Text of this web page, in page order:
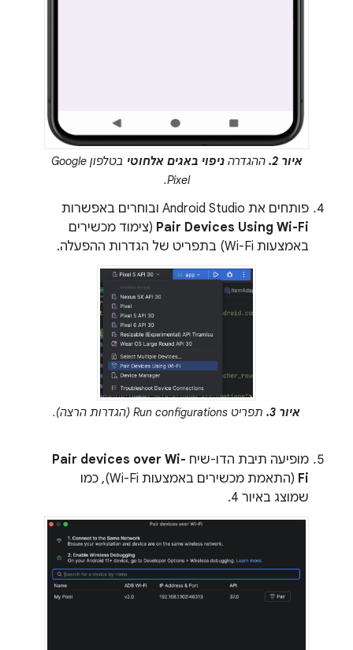
איור 2. ההגדרהניפוי באגים אלחוטי
בטלפון Google
Pixel.
פותחים את Android Studio ובוחרים באפשרות
Pair Devices Using Wi-Fi (צימוד מכשירים
באמצעות Wi-Fi) בתפריט של הגדרות ההפעלה.
איור 3. תפריט Run configurations (הגדרות הרצה).
מופיעה תיבת הדו-שיח Pair devices over Wi-
Fi
(התאמת מכשירים באמצעות Wi-Fi), כמו
שמוצג באיור 4.